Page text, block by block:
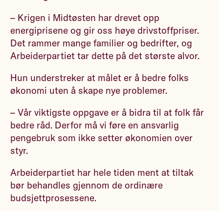
– Krigen i Midtøsten har drevet opp
energiprisene og gir oss høye drivstoffpriser.
Det rammer mange familier og bedrifter, og
Arbeiderpartiet tar dette på det største alvor.
Hun understreker at målet er å bedre folks
økonomi uten å skape nye problemer.
– Vår viktigste oppgave er å bidra til at folk får
bedre råd. Derfor må vi føre en ansvarlig
pengebruk som ikke setter økonomien over
styr.
Arbeiderpartiet har hele tiden ment at tiltak
bør behandles gjennom de ordinære
budsjettprosessene.